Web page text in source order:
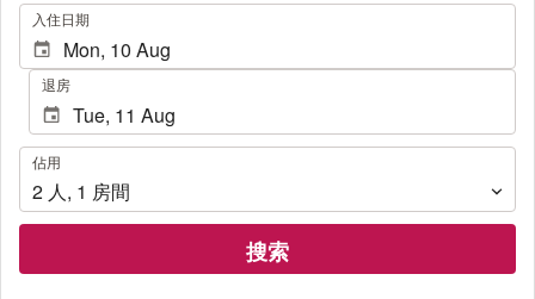
. 入住日期
退房
佔
用
佔用
2 人, 1 房間
搜索